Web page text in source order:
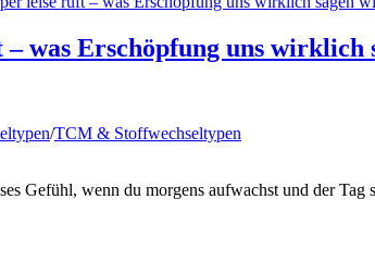
was Erschöpfung uns wirklich
/TCM & Stoffwechseltypen
Gefühl, wenn du morgens aufwachst und der